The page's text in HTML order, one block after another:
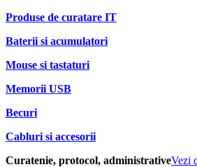
Produse de curatare IT
Baterii si acumulatori
Mouse si tastaturi
Memorii USB
Becuri
Cabluri si accesorii
Curatenie, protocol, administrativeVezi